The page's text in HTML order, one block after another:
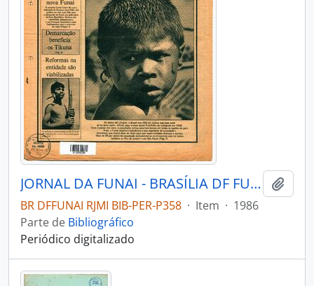
JORNAL DA FUNAI - BRASÍLIA DF FUNAI - 1986 - Nº01
BR DFFUNAI RJMI BIB-PER-P358 · Item · 1986
Parte de Bibliográfico
Periódico digitalizado